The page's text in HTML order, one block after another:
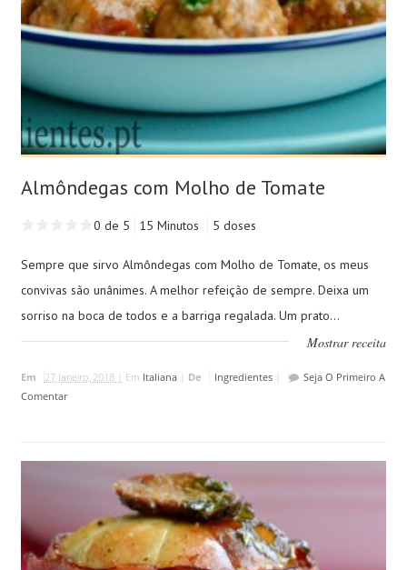
Almôndegas com Molho de Tomate
0 de 5 15 Minutos 5 doses
Sempre que sirvo Almôndegas com Molho de Tomate, os meus
convivas são unânimes. A melhor refeição de sempre. Deixa um
sorriso na boca de todos e a barriga regalada. Um prato...
Mostrar receita
Em 27 Janeiro, 2018 | Em Italiana| De Ingredientes|
Seja O Primeiro A
Comentar